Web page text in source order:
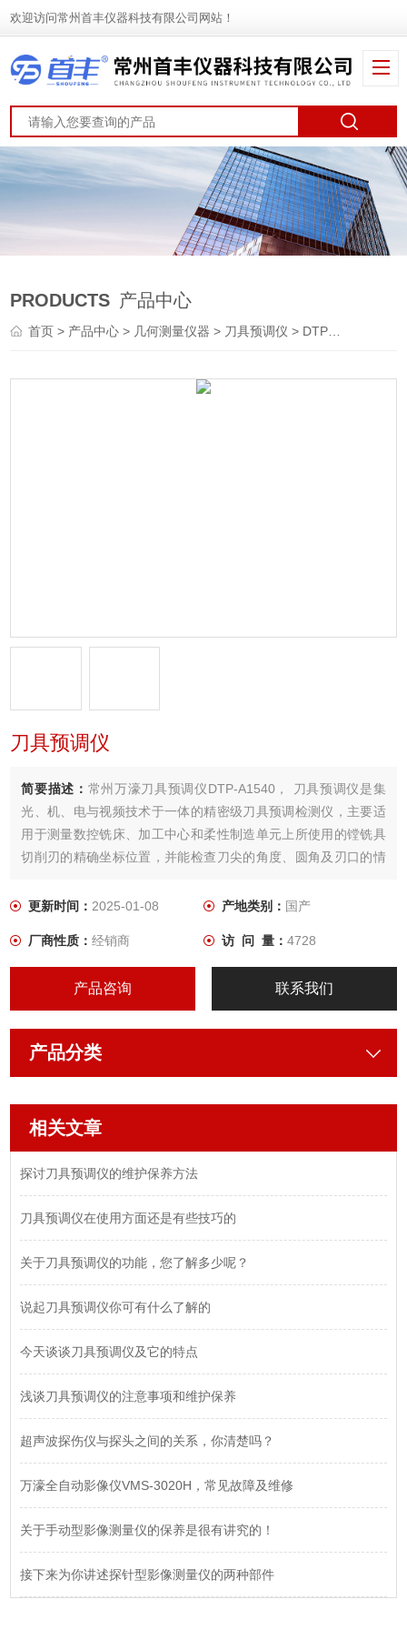
欢迎访问常州首丰仪器科技有限公司网站！
PRODUCTS 产品中心
首页> 产品中心 > 几何测量仪器 > 刀具预调仪 > DTP-A1540刀具预调仪
刀具预调仪
简要描述： 常州万濠刀具预调仪DTP-A1540， 刀具预调仪是集
光、机、电与视频技术于一体的精密级刀具预调检测仪，主要适
用于测量数控铣床、加工中心和柔性制造单元上所使用的镗铣具
切削刃的精确坐标位置，并能检查刀尖的角度、圆角及刃口的情
更新时间：2025-01-08 产地类别： 国产
厂商性质：经销商 访 问 量： 4728
产品咨询 联系我们
产品分类
相关文章
探讨刀具预调仪的维护保养方法
刀具预调仪在使用方面还是有些技巧的
关于刀具预调仪的功能，您了解多少呢？
说起刀具预调仪你可有什么了解的
今天谈谈刀具预调仪及它的特点
浅谈刀具预调仪的注意事项和维护保养
超声波探伤仪与探头之间的关系，你清楚吗？
万濠全自动影像仪VMS-3020H，常见故障及维修
关于手动型影像测量仪的保养是很有讲究的！
接下来为你讲述探针型影像测量仪的两种部件